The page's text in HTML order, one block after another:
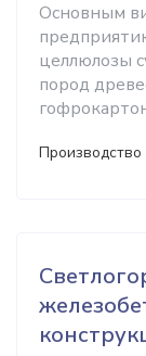
Основным
целлюлозы
пород